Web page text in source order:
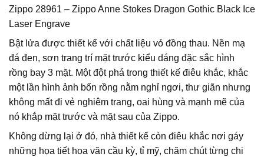
Zippo 28961 – Zippo Anne Stokes Dragon Gothic Black Ice
Laser Engrave
Bật lửa được thiết kế với chất liệu vỏ đồng thau. Nền mạ
đá đen, sơn trang trí mặt trước kiểu dáng đặc sắc hình
rồng bay 3 mặt. Một đột phá trong thiết kế điêu khắc, khắc
một lần hình ảnh bốn rồng nằm nghỉ ngơi, thư giãn nhưng
không mất đi vẻ nghiêm trang, oai hùng và mạnh mẽ của
nó khắp mặt trước và mặt sau của Zippo.
Không dừng lại ở đó, nhà thiết kế còn điêu khắc nơi gáy
những họa tiết hoa văn cầu kỳ, tỉ mỹ, chăm chút từng chi